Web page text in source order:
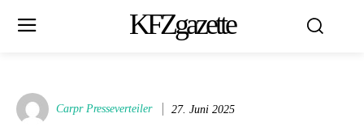
KFZgazette
Carpr Presseverteiler 27. Juni 2025